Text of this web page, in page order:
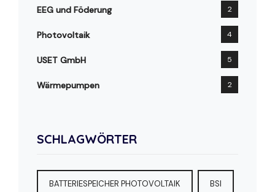
EEG und Föderung 2
Photovoltaik 4
USET GmbH 5
Wärmepumpen 2
SCHLAGWÖRTER
BATTERIESPEICHER PHOTOVOLTAIK BSI